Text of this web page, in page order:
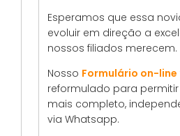
Esperamos que essa
evoluir em direção a
nossos filiados merecem.
Nosso Formulário on-line
reformulado para
mais completo,
via Whatsapp.